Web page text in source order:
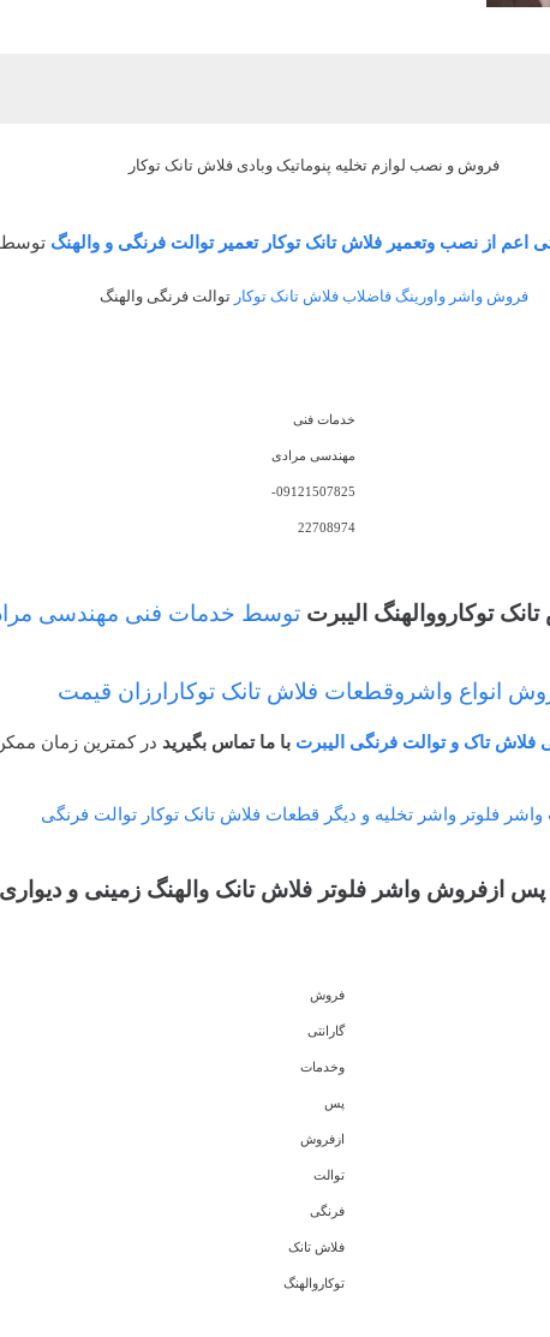
فروش و نصب لوازم تخلیه پنوماتیک وبادی فلاش تانک توکار
اعم از نصب وتعمیر فلاش تانک توکار تعمیر توالت فرنگی و والهنگ توسط
فروش واشر واورینگ فاضلاب فلاش تانک توکارتوالت فرنگی والهنگ
خدمات فنی
مهندسی مرادی
09121507825-
22708974
توکارووالهنگ الیبرت توسط خدمات فنی مهندسی
انواع واشروقطعات فلاش تانک توکارارزان قیمت
فلاش تاک و توالت فرنگی الیبرت با ما تماس بگیرید در کمترین زمان
فلوتر واشر تخلیه و دیگر قطعات فلاش تانک توکار توالت فرنگی
ازفروش واشر فلوتر فلاش تانک والهنگ زمینی و دیواری
فروش
گارانتی
وخدمات
پس
ازفروش
توالت
فرنگی
فلاش تانک
توکاروالهنگ